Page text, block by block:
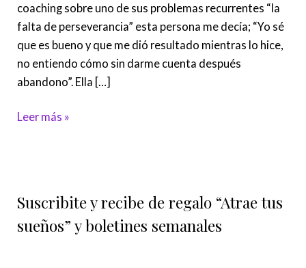
coaching sobre uno de sus problemas recurrentes “la
falta de perseverancia” esta persona me decía; “Yo sé
que es bueno y que me dió resultado mientras lo hice,
no entiendo cómo sin darme cuenta después
abandono”. Ella […]
Leer más »
Suscribite y recibe de regalo “Atrae tus
sueños” y boletines semanales